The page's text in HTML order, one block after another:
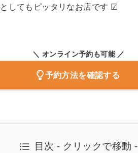
してもピッタリなお店です ☑
＼ オンライン予約も可能 ／
予約方法を確認する
目次 - クリックで移動 -